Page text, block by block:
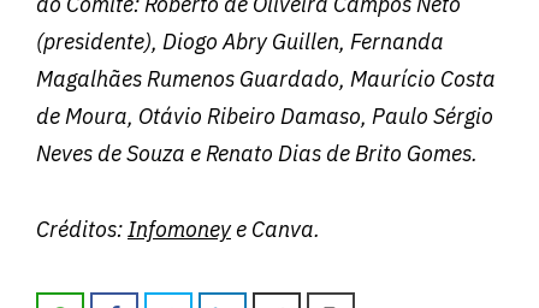
(presidente), Diogo Abry Guillen, Fernanda
Magalhães Rumenos Guardado, Maurício Costa
de Moura, Otávio Ribeiro Damaso, Paulo Sérgio
Neves de Souza e Renato Dias de Brito Gomes.
Créditos:Infomoneye Canva.